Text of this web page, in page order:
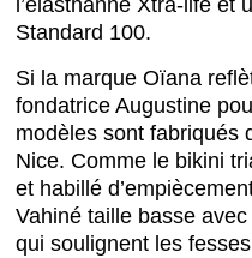
l’élasthanne Xtra-life et
Standard 100.
Si la marque Oïana
fondatrice Augustine
modèles sont fabriqués
Nice. Comme le bikini
et habillé
Vahiné taille basse
qui soulignent les